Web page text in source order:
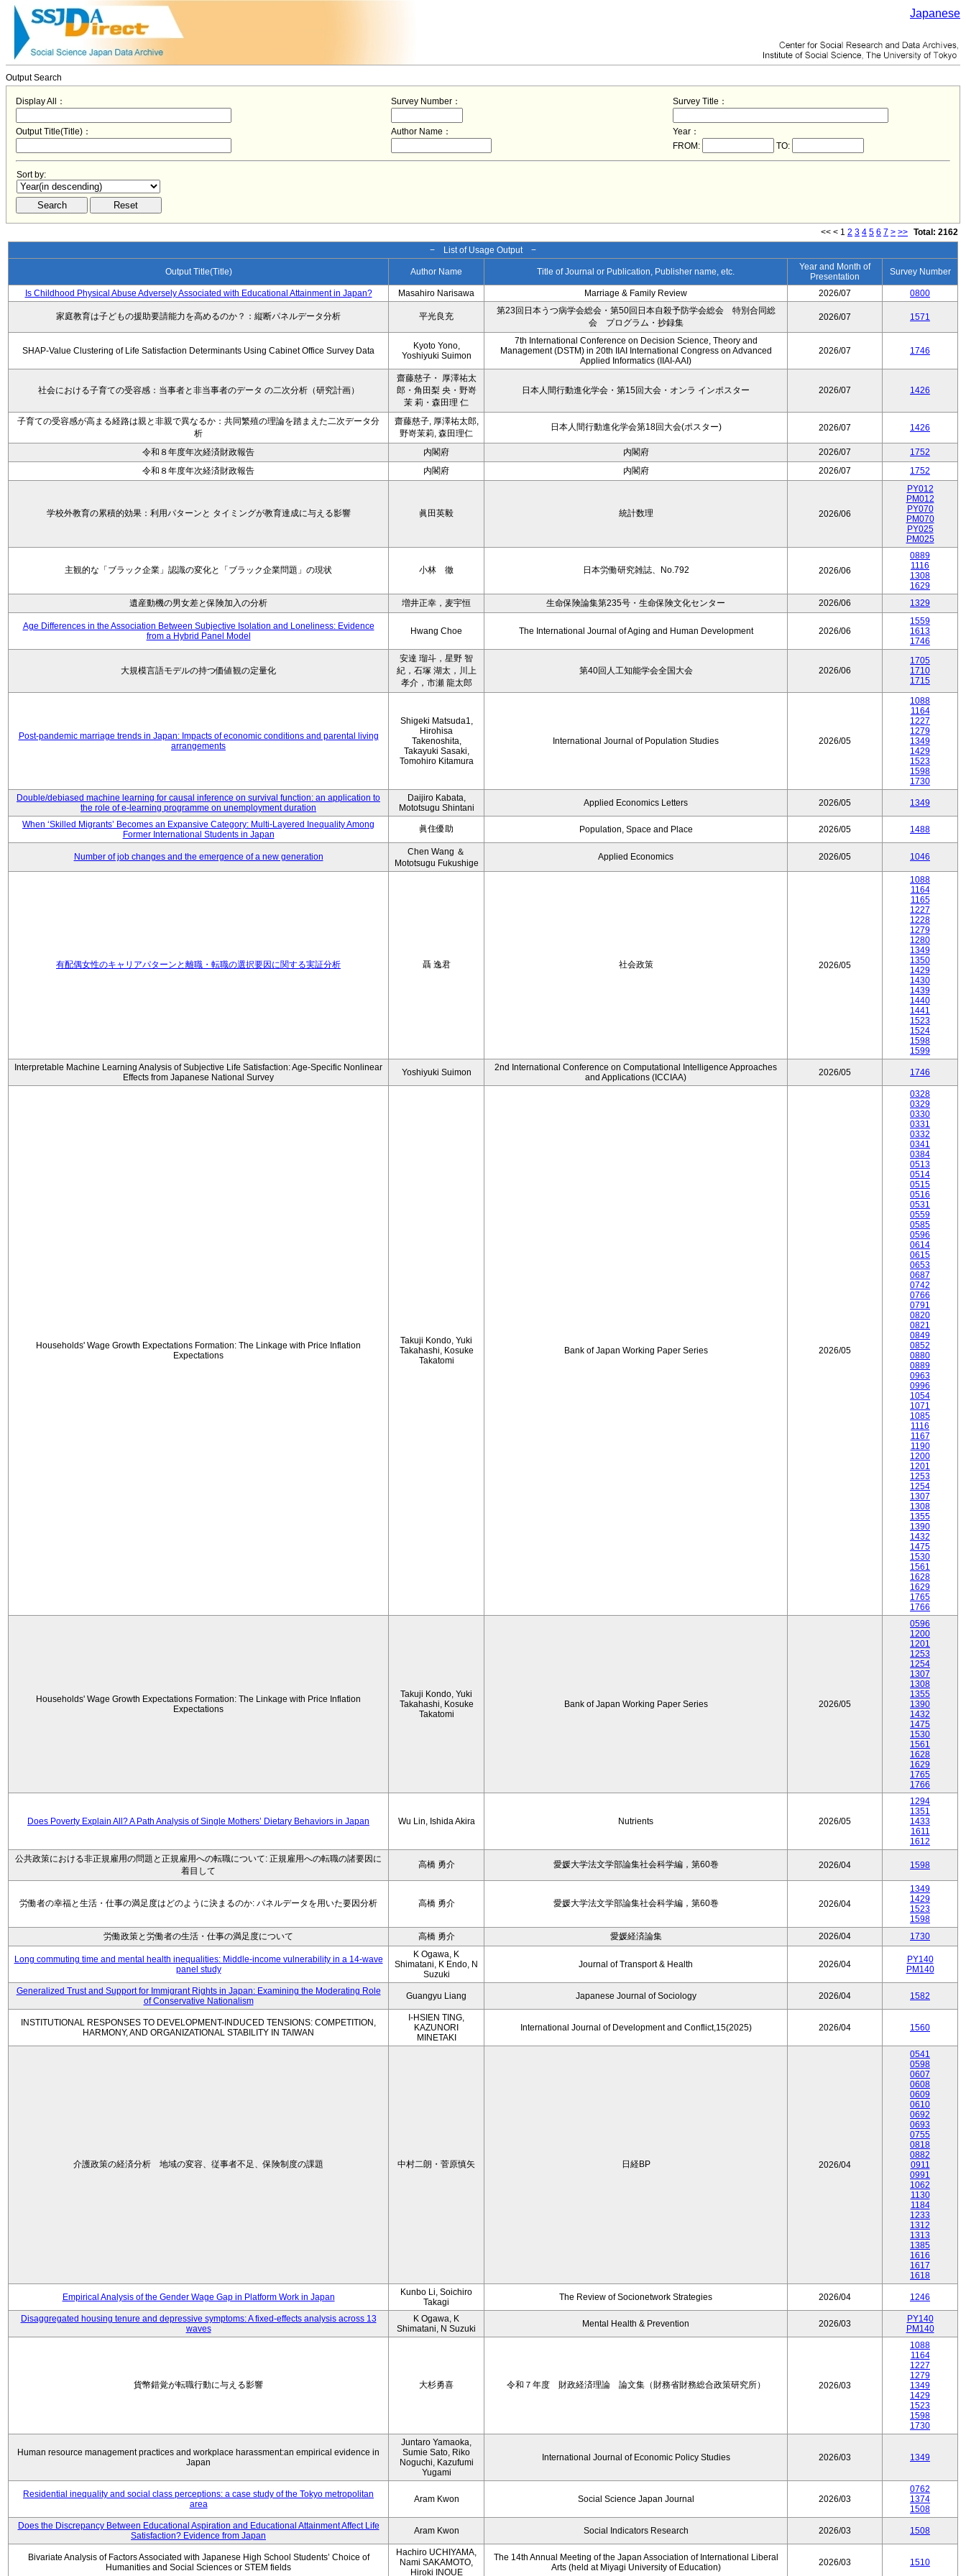
Japanese
Output Search
Display All： Survey Number： Survey Title：
Output Title(Title)： Author Name：
Year：
FROM:
TO:
Sort by:
<< < 1 2 3 4 5 6 7 > >> Total: 2162
− List of Usage Output −
Output Title(Title) Author Name Title of Journal or Publication, Publisher name, etc.
Year and Month of
Presentation
Survey Number
Is Childhood Physical Abuse Adversely Associated with Educational Attainment in Japan? Masahiro Narisawa Marriage & Family Review 2026/07 0800
家庭教育は子どもの援助要請能力を高めるのか？：縦断パネルデータ分析 平光良充
第23回日本うつ病学会総会・第50回日本自殺予防学会総会 特別合同総
会 プログラム・抄録集
2026/07 1571
SHAP-Value Clustering of Life Satisfaction Determinants Using Cabinet Office Survey Data
Kyoto Yono,
Yoshiyuki Suimon
7th International Conference on Decision Science, Theory and
Management (DSTM) in 20th IIAI International Congress on Advanced
Applied Informatics (IIAI-AAI)
2026/07 1746
社会における子育ての受容感：当事者と非当事者のデータ の二次分析（研究計画）
齋藤慈子・ 厚澤祐太
郎・角田梨 央・野嵜
茉 莉・森田理 仁
日本人間行動進化学会・第15回大会・オンラ インポスター 2026/07 1426
子育ての受容感が高まる経路は親と非親で異なるか：共同繁殖の理論を踏まえた二次データ分
析
齋藤慈子, 厚澤祐太郎,
野嵜茉莉, 森田理仁
日本人間行動進化学会第18回大会(ポスター) 2026/07 1426
令和８年度年次経済財政報告 内閣府 内閣府 2026/07
1752
令和８年度年次経済財政報告
内閣府 内閣府 2026/07 1752
学校外教育の累積的効果：利用パターンと タイミングが教育達成に与える影響 眞田英毅 統計数理 2026/06
PY012
PM012
PY070
PM070
PY025
PM025
主観的な「ブラック企業」認識の変化と「ブラック企業問題」の現状 小林 徹 日本労働研究雑誌、No.792 2026/06
0889
1116
1308
1629
遺産動機の男女差と保険加入の分析
増井正幸，麦宇恒 生命保険論集第235号・生命保険文化センター 2026/06 1329
Age Differences in the Association Between Subjective Isolation and Loneliness: Evidence
from a Hybrid Panel Model
Hwang Choe The International Journal of Aging and Human Development 2026/06
1559
1613
1746
大規模言語モデルの持つ価値観の定量化
安達 瑠斗，星野 智
紀，石塚 湖太，川上
孝介，市瀬 龍太郎
第40回人工知能学会全国大会 2026/06
1705
1710
1715
Post-pandemic marriage trends in Japan: Impacts of economic conditions and parental living
arrangements
Shigeki Matsuda1,
Hirohisa
Takenoshita,
Takayuki Sasaki,
Tomohiro Kitamura
International Journal of Population Studies 2026/05
1088
1164
1227
1279
1349
1429
1523
1598
1730
Double/debiased machine learning for causal inference on survival function: an application to
the role of e-learning programme on unemployment duration
Daijiro Kabata,
Mototsugu Shintani
Applied Economics Letters 2026/05 1349
When ‘Skilled Migrants’ Becomes an Expansive Category: Multi-Layered Inequality Among
Former International Students in Japan
眞住優助 Population, Space and Place 2026/05 1488
Number of job changes and the emergence of a new generation
Chen Wang ＆
Mototsugu Fukushige
Applied Economics 2026/05 1046
有配偶女性のキャリアパターンと離職・転職の選択要因に関する実証分析 聶 逸君 社会政策 2026/05
1088
1164
1165
1227
1228
1279
1280
1349
1350
1429
1430
1439
1440
1441
1523
1524
1598
1599
Interpretable Machine Learning Analysis of Subjective Life Satisfaction: Age-Specific Nonlinear
Effects from Japanese National Survey
Yoshiyuki Suimon
2nd International Conference on Computational Intelligence Approaches
and Applications (ICCIAA)
2026/05 1746
Households' Wage Growth Expectations Formation: The Linkage with Price Inflation
Expectations
Takuji Kondo, Yuki
Takahashi, Kosuke
Takatomi
Bank of Japan Working Paper Series 2026/05
0328
0329
0330
0331
0332
0341
0384
0513
0514
0515
0516
0531
0559
0585
0596
0614
0615
0653
0687
0742
0766
0791
0820
0821
0849
0852
0880
0889
0963
0996
1054
1071
1085
1116
1167
1190
1200
1201
1253
1254
1307
1308
1355
1390
1432
1475
1530
1561
1628
1629
1765
1766
Households' Wage Growth Expectations Formation: The Linkage with Price Inflation
Expectations
Takuji Kondo, Yuki
Takahashi, Kosuke
Takatomi
Bank of Japan Working Paper Series 2026/05
0596
1200
1201
1253
1254
1307
1308
1355
1390
1432
1475
1530
1561
1628
1629
1765
1766
Does Poverty Explain All? A Path Analysis of Single Mothers’ Dietary Behaviors in Japan Wu Lin, Ishida Akira Nutrients 2026/05
1294
1351
1433
1611
1612
公共政策における非正規雇用の問題と正規雇用への転職について: 正規雇用への転職の諸要因に
着目して
高橋 勇介 愛媛大学法文学部論集社会科学編，第60巻 2026/04 1598
労働者の幸福と生活・仕事の満足度はどのように決まるのか: パネルデータを用いた要因分析 高橋 勇介 愛媛大学法文学部論集社会科学編，第60巻 2026/04
1349
1429
1523
1598
労働政策と労働者の生活・仕事の満足度について
高橋 勇介 愛媛経済論集 2026/04 1730
Long commuting time and mental health inequalities: Middle-income vulnerability in a 14-wave
panel study
K Ogawa, K
Shimatani, K Endo, N
Suzuki
Journal of Transport & Health 2026/04
PY140
PM140
Generalized Trust and Support for Immigrant Rights in Japan: Examining the Moderating Role
of Conservative Nationalism
Guangyu Liang Japanese Journal of Sociology 2026/04 1582
INSTITUTIONAL RESPONSES TO DEVELOPMENT-INDUCED TENSIONS: COMPETITION,
HARMONY, AND ORGANIZATIONAL STABILITY IN TAIWAN
I-HSIEN TING,
KAZUNORI
MINETAKI
International Journal of Development and Conflict,15(2025) 2026/04 1560
介護政策の経済分析 地域の変容、従事者不足、保険制度の課題 中村二朗・菅原慎矢 日経BP 2026/04
0541
0598
0607
0608
0609
0610
0692
0693
0755
0818
0882
0911
0991
1062
1130
1184
1233
1312
1313
1385
1616
1617
1618
Empirical Analysis of the Gender Wage Gap in Platform Work in Japan
Kunbo Li, Soichiro
Takagi
The Review of Socionetwork Strategies 2026/04 1246
Disaggregated housing tenure and depressive symptoms: A fixed-effects analysis across 13
waves
K Ogawa, K
Shimatani, N Suzuki
Mental Health & Prevention 2026/03
PY140
PM140
貨幣錯覚が転職行動に与える影響 大杉勇喜 令和７年度 財政経済理論 論文集（財務省財務総合政策研究所） 2026/03
1088
1164
1227
1279
1349
1429
1523
1598
1730
Human resource management practices and workplace harassment:an empirical evidence in
Japan
Juntaro Yamaoka,
Sumie Sato, Riko
Noguchi, Kazufumi
Yugami
International Journal of Economic Policy Studies 2026/03 1349
Residential inequality and social class perceptions: a case study of the Tokyo metropolitan
area
Aram Kwon Social Science Japan Journal 2026/03
0762
1374
1508
Does the Discrepancy Between Educational Aspiration and Educational Attainment Affect Life
Satisfaction? Evidence from Japan
Aram Kwon Social Indicators Research 2026/03 1508
Bivariate Analysis of Factors Associated with Japanese High School Students’ Choice of
Humanities and Social Sciences or STEM fields
Hachiro UCHIYAMA,
Nami SAKAMOTO,
Hiroki INOUE
The 14th Annual Meeting of the Japan Association of International Liberal
Arts (held at Miyagi University of Education)
2026/03 1510